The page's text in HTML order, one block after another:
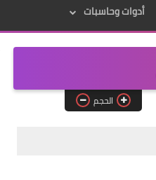
أدوات وحاسبات
الحجم